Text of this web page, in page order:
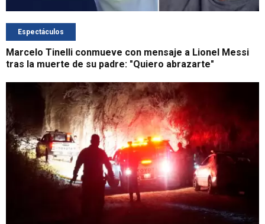
Espectáculos
Marcelo Tinelli conmueve con mensaje a Lionel Messi
tras la muerte de su padre: "Quiero abrazarte"